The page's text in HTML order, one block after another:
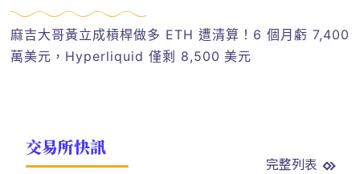
麻吉大哥黃立成槓桿做多 ETH 遭清算！6 個月虧 7,400
萬美元，Hyperliquid 僅剩 8,500 美元
交易所快訊
完整列表